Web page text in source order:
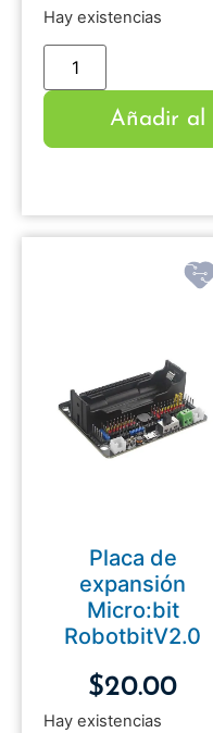
Hay existencias
Añadir al
Placa de
expansión
Micro:bit
RobotbitV2.0
$20.00
Hay existencias